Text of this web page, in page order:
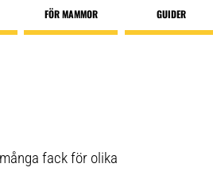
FÖR MAMMOR GUIDER
fack för olika